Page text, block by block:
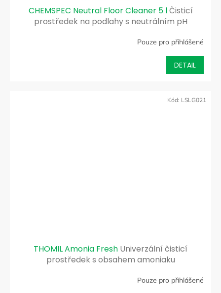
CHEMSPEC Neutral Floor Cleaner 5 lČisticí
prostředek na podlahy s neutrálním pH
Pouze pro přihlášené
DETAIL
THOMIL Amonia Fresh Univerzální čisticí
prostředek s obsahem amoniaku
Pouze pro přihlášené
Kód: LSLG021